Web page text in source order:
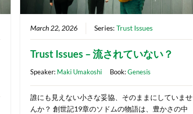
March 22, 2026 Series: Trust Issues
Trust Issues – 流されていない？
Speaker: Maki Umakoshi Book:Genesis
誰にも見えない小さな妥協、そのままにしていませ
んか？ 創世記19章のソドムの物語は、豊かさの中